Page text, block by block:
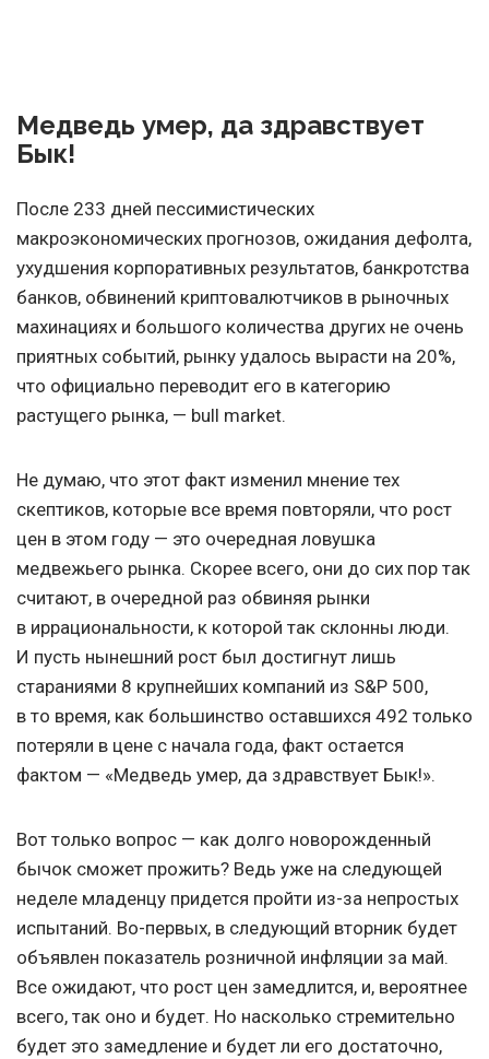
Медведь умер, да здравствует
Бык!
После 233 дней пессимистических
макроэкономических прогнозов, ожидания дефолта,
ухудшения корпоративных результатов, банкротства
банков, обвинений криптовалютчиков в рыночных
махинациях и большого количества других не очень
приятных событий, рынку удалось вырасти на 20%,
что официально переводит его в категорию
растущего рынка, — bull market.
Не думаю, что этот факт изменил мнение тех
скептиков, которые все время повторяли, что рост
цен в этом году — это очередная ловушка
медвежьего рынка. Скорее всего, они до сих пор так
считают, в очередной раз обвиняя рынки
в иррациональности, к которой так склонны люди.
И пусть нынешний рост был достигнут лишь
стараниями 8 крупнейших компаний из S&P 500,
в то время, как большинство оставшихся 492 только
потеряли в цене с начала года, факт остается
фактом — «Медведь умер, да здравствует Бык!».
Вот только вопрос — как долго новорожденный
бычок сможет прожить? Ведь уже на следующей
неделе младенцу придется пройти из-за непростых
испытаний. Во-первых, в следующий вторник будет
объявлен показатель розничной инфляции за май.
Все ожидают, что рост цен замедлится, и, вероятнее
всего, так оно и будет. Но насколько стремительно
будет это замедление и будет ли его достаточно,